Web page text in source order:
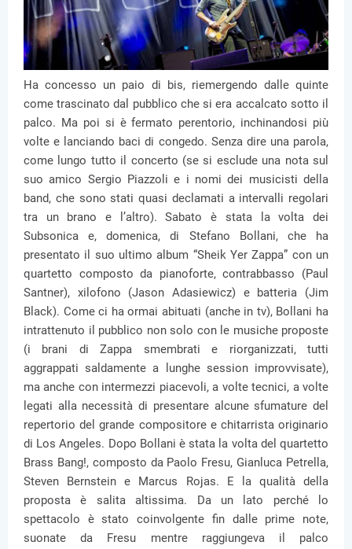
Ha concesso un paio di bis, riemergendo dalle quinte
come trascinato dal pubblico che si era accalcato sotto il
palco. Ma poi si è fermato perentorio, inchinandosi più
volte e lanciando baci di congedo. Senza dire una parola,
come lungo tutto il concerto (se si esclude una nota sul
suo amico Sergio Piazzoli e i nomi dei musicisti della
band, che sono stati quasi declamati a intervalli regolari
tra un brano e l’altro). Sabato è stata la volta dei
Subsonica e, domenica, di Stefano Bollani, che ha
presentato il suo ultimo album “Sheik Yer Zappa” con un
quartetto composto da pianoforte, contrabbasso (Paul
Santner), xilofono (Jason Adasiewicz) e batteria (Jim
Black). Come ci ha ormai abituati (anche in tv), Bollani ha
intrattenuto il pubblico non solo con le musiche proposte
(i brani di Zappa smembrati e riorganizzati, tutti
aggrappati saldamente a lunghe session improvvisate),
ma anche con intermezzi piacevoli, a volte tecnici, a volte
legati alla necessità di presentare alcune sfumature del
repertorio del grande compositore e chitarrista originario
di Los Angeles. Dopo Bollani è stata la volta del quartetto
Brass Bang!, composto da Paolo Fresu, Gianluca Petrella,
Steven Bernstein e Marcus Rojas. E la qualità della
proposta è salita altissima. Da un lato perché lo
spettacolo è stato coinvolgente fin dalle prime note,
suonate da Fresu mentre raggiungeva il palco